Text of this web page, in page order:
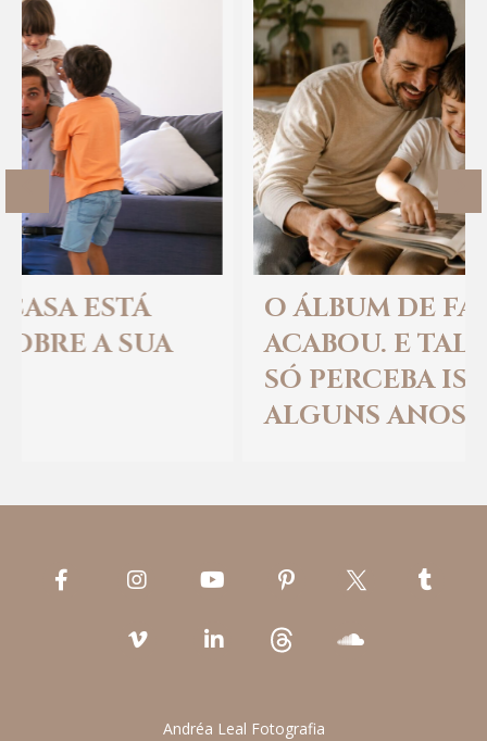
O ÁLBUM DE FAMÍLIA
ACABOU. E TALVEZ A GENTE
SÓ PERCEBA ISSO DAQUI A
Previous
Andréa Leal Fotografia